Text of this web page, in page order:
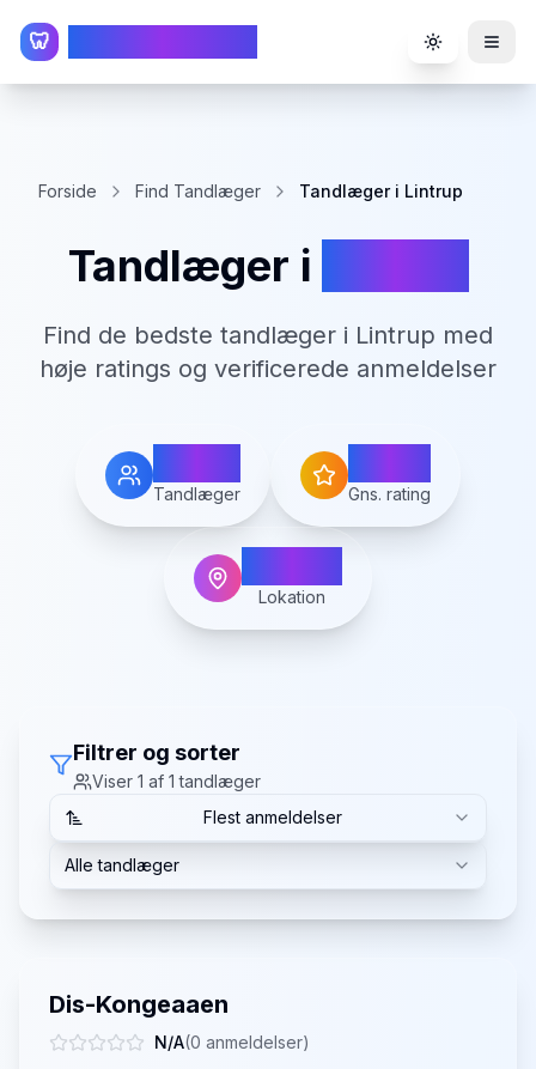
🦷 Toggle
Forside Find Tandlæger Tandlæger i Lintrup
Tandlæger i
Find de bedste tandlæger i Lintrup med
høje ratings og verificerede anmeldelser
Tandlæger Gns. rating
Lokation
Filtrer og sorter
Viser 1 af 1 tandlæger
Flest anmeldelser
Alle tandlæger
Dis-Kongeaaen
N/A(0 anmeldelser)